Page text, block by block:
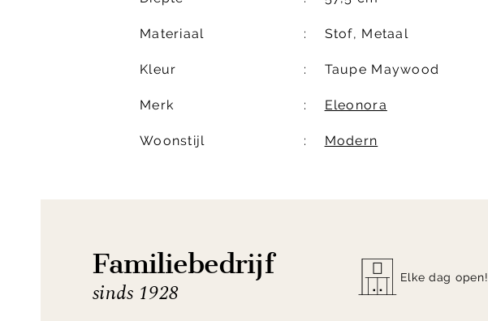
Materiaal Stof, Metaal
Kleur Taupe Maywood
Merk Eleonora
Woonstijl Modern
Familiebedrijf
sinds 1928
Elke dag open!